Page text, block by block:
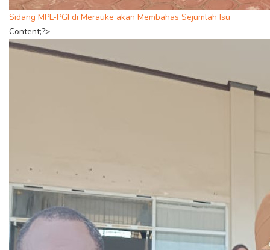
Sidang MPL-PGI di Merauke akan Membahas Sejumlah Isu
Content;?>